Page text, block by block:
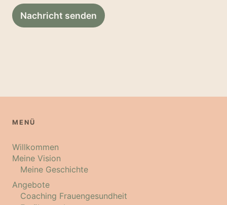
Nachricht senden
MENÜ
Willkommen
Meine Vision
Meine Geschichte
Angebote
Coaching Frauengesundheit